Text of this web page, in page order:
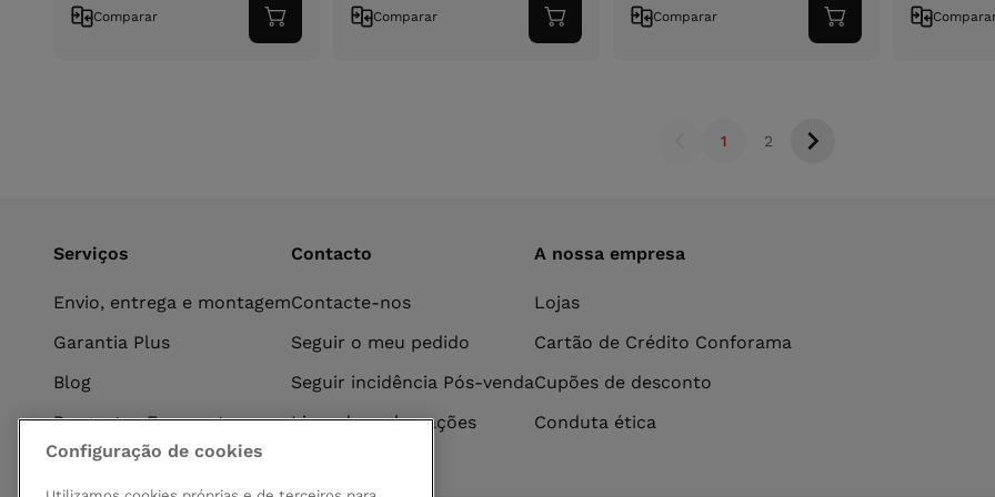
Comparar
Adicionar
ao
Comparar
Adicionar
ao
Comparar
Adicionar
ao
1 2
Serviços
Envio, entrega e montagem
Garantia Plus
Blog
Perguntas Frequentes
Contacto
Contacte-nos
Seguir o meu pedido
Seguir incidência Pós-venda
Livro de reclamações
A nossa empresa
Lojas
Cartão de Crédito Conforama
Cupões de desconto
Conduta ética
Configuração de cookies